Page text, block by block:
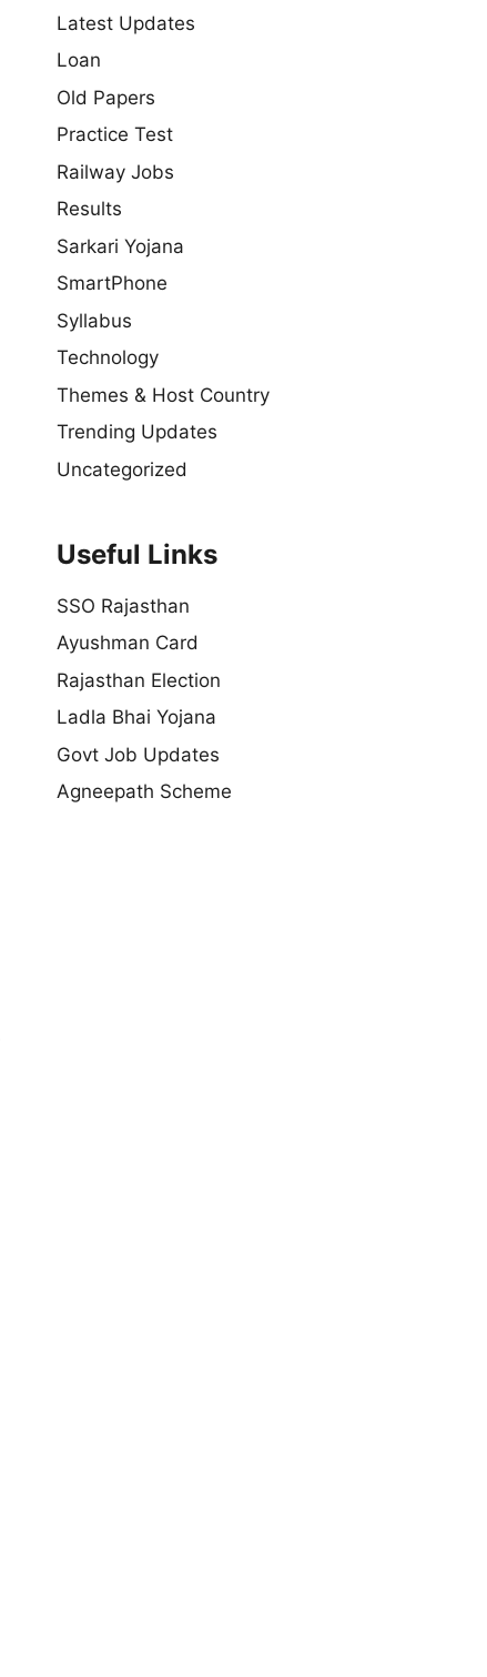
Latest Updates
Loan
Old Papers
Practice Test
Railway Jobs
Results
Sarkari Yojana
SmartPhone
Syllabus
Technology
Themes & Host Country
Trending Updates
Uncategorized
Useful Links
SSO Rajasthan
Ayushman Card
Rajasthan Election
Ladla Bhai Yojana
Govt Job Updates
Agneepath Scheme